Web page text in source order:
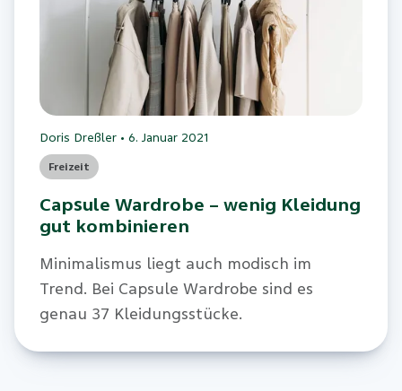
Doris Dreßler• 6. Januar 2021
Freizeit
Capsule Wardrobe – wenig Kleidung
gut kombinieren
Minimalismus liegt auch modisch im
Trend. Bei Capsule Wardrobe sind es
genau 37 Kleidungsstücke.